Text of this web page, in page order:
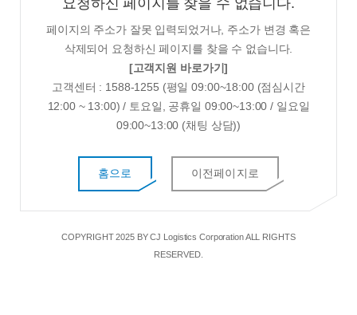
요청하신 페이지를 찾을 수 없습니다.
페이지의 주소가 잘못 입력되었거나, 주소가 변경 혹은
삭제되어 요청하신 페이지를 찾을 수 없습니다.
[고객지원 바로가기]
고객센터 : 1588-1255 (평일 09:00~18:00 (점심시간
12:00 ~ 13:00) / 토요일, 공휴일 09:00~13:00 / 일요일
09:00~13:00 (채팅 상담))
홈으로 이전페이지로
COPYRIGHT 2025 BY CJ Logistics Corporation ALL RIGHTS
RESERVED.